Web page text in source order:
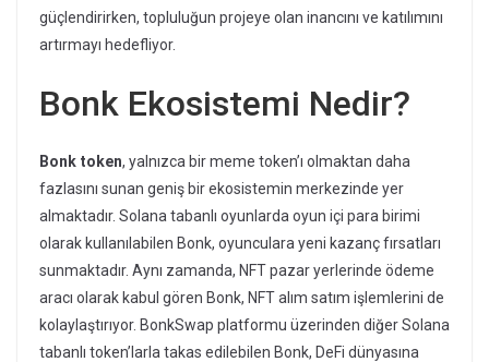
güçlendirirken, topluluğun projeye olan inancını ve katılımını
artırmayı hedefliyor.
Bonk Ekosistemi Nedir?
Bonk token, yalnızca bir meme token’ı olmaktan daha
fazlasını sunan geniş bir ekosistemin merkezinde yer
almaktadır. Solana tabanlı oyunlarda oyun içi para birimi
olarak kullanılabilen Bonk, oyunculara yeni kazanç fırsatları
sunmaktadır. Aynı zamanda, NFT pazar yerlerinde ödeme
aracı olarak kabul gören Bonk, NFT alım satım işlemlerini de
kolaylaştırıyor. BonkSwap platformu üzerinden diğer Solana
tabanlı token’larla takas edilebilen Bonk, DeFi dünyasına